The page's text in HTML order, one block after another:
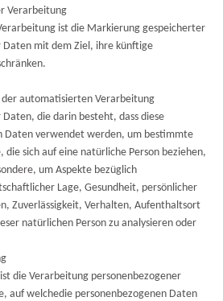
Verarbeitung
ist die Markierung gespeicherter
Daten mit dem Ziel, ihre künftige
automatisierten Verarbeitung
die darin besteht, dass diese
Daten verwendet werden, um bestimmte
die sich auf eine natürliche Person beziehen,
um Aspekte bezüglich
Lage, Gesundheit, persönlicher
Zuverlässigkeit, Verhalten, Aufenthaltsort
natürlichen Person zu analysieren oder
die Verarbeitung personenbezogener
auf welchedie personenbezogenen Daten